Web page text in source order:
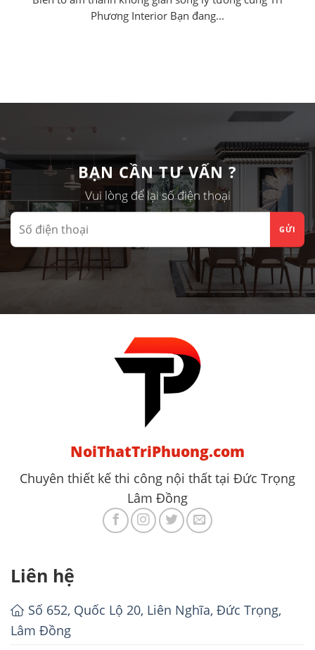
Phương Interior Bạn đang...
BẠN CẦN TƯ VẤN ?
Vui lòng để lại số điện thoại
NoiThatTriPhuong.com
Chuyên thiết kế thi công nội thất tại Đức Trọng
Lâm Đồng
Liên hệ
Số 652, Quốc Lộ 20, Liên Nghĩa, Đức Trọng,
Lâm Đồng